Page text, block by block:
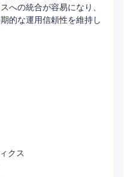
への統合が容易になり、
的な運用信頼性を維持し
クス